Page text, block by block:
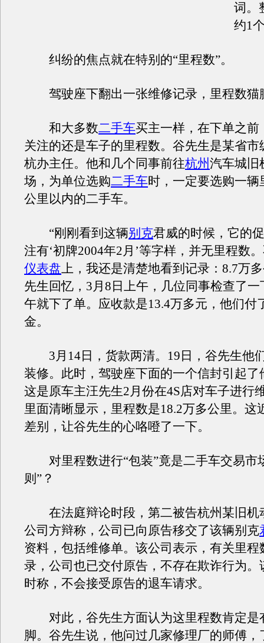
词。
约1
纠纷的焦点就在特别的“里程数”。
驾驶座下翻出一张维修记录，里程数猫
和大多数二手车买主一样，在下单之前
关注的还是车子的里程数。谷先生是某省市
杭办主任。他和几个同事前往杭州汽车城旧
场，为单位选购二手车时，一定要选购一辆
公里以内的二手车。
“刚刚看到这辆别克君威的时候，它的
注有‘初牌2004年2月’等字样，并无里程数
仪表盘上，我还是清楚地看到记录：8.7万
先生回忆，3月8日上午，几位同事检查了
午就下了单。应收款是13.4万多元，他们付
金。
3月14日，货款两清。19日，谷先生他
装修。此时，驾驶座下面的一个信封引起了
这是原车主汪先生2月份在4S店对车子进行
里面清晰显示，里程数是18.2万多公里。这
差别，让谷先生的心咯噔了一下。
对里程数进行“包装”竟是二手车交易市
则”？
在法庭辩论时段，第二被告杭州某旧机
公司方辩称，公司已向原告移交了该辆别克
资料，包括维修单。该公司表示，有关里程
录，公司也已交付原告，不存在欺诈行为。
时称，不会接受原告的退车请求。
对此，谷先生方面认为这里程数肯定是
脚。谷先生说，他问过几家修理厂的师傅，